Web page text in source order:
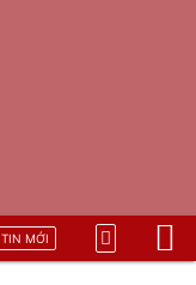
TIN MỚI